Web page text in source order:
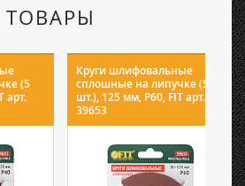
(5
арт.
Круги шлифовальные
сплошные на липучке (5
шт.), 125 мм, P60, FIT арт.
39653